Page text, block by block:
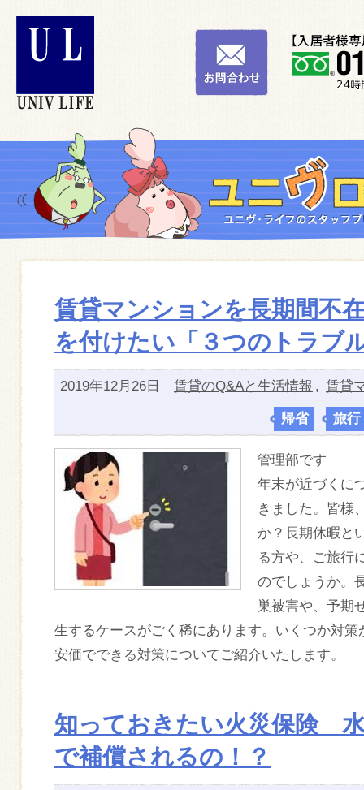
賃貸マンションを長期間不
を付けたい「３つのトラブ
2019年12月26日 賃貸のQ&Aと生活情報 , 賃貸
帰省 旅行
管理部です
年末が近づくに
きました。皆様
か？長期休暇と
る方や、ご旅行
のでしょうか。
巣被害や、予期
生するケースがごく稀にあります。いくつか対
安価でできる対策についてご紹介いたします。
知っておきたい火災保険
で補償されるの！？